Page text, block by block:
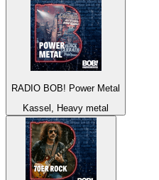
RADIO BOB! Power Metal
Kassel, Heavy metal